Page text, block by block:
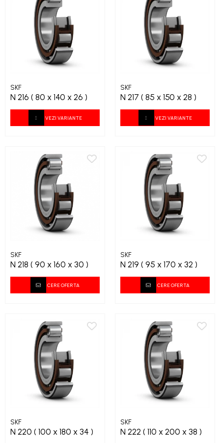
SKF
N 216 ( 80 x 140 x 26 )
VEZI VARIANTE
SKF
N 217 ( 85 x 150 x 28 )
VEZI VARIANTE
SKF
N 218 ( 90 x 160 x 30 )
CERE OFERTA
SKF
N 219 ( 95 x 170 x 32 )
CERE OFERTA
SKF
N 220 ( 100 x 180 x 34 )
SKF
N 222 ( 110 x 200 x 38 )